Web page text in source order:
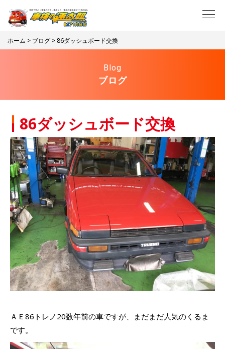
ホーム > ブログ > 86ダッシュボード交換
Blog
ブログ
86ダッシュボード交換
ＡＥ86トレノ20数年前の車ですが、まだまだ人気のくるま
です。